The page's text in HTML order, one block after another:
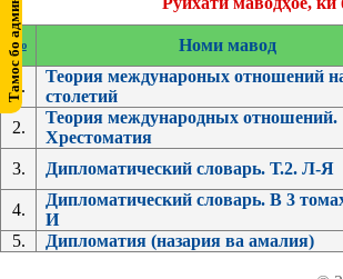
№ Номи мавод
1.
Теория междунароных отношений
столетий
2.
Теория международных отношений.
Хрестоматия
3. Дипломатический словарь. Т.2. Л-Я
4.
Дипломатический словарь. В 3
И
5.
Дипломатия (назария ва амалия)